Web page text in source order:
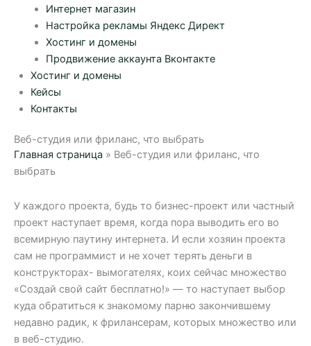
Интернет магазин
Настройка рекламы Яндекс Директ
Хостинг и домены
Продвижение аккаунта Вконтакте
Хостинг и домены
Кейсы
Контакты
Веб-студия или фриланс, что выбрать
Главная страница » Веб-студия или фриланс, что
выбрать
У каждого проекта, будь то бизнес-проект или частный
проект наступает время, когда пора выводить его во
всемирную паутину интернета. И если хозяин проекта
сам не программист и не хочет терять деньги в
конструкторах- вымогателях, коих сейчас множество
«Создай свой сайт бесплатно!» — то наступает выбор
куда обратиться к знакомому парню закончившему
недавно радик, к фрилансерам, которых множество или
в веб-студию.